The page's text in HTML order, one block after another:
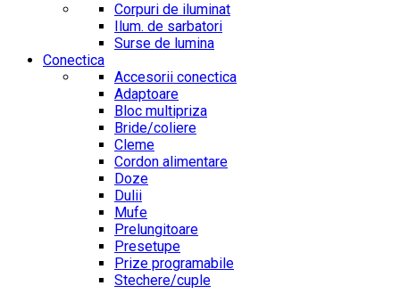
Corpuri de iluminat
Ilum. de sarbatori
Surse de lumina
Conectica
Accesorii conectica
Adaptoare
Bloc multipriza
Bride/coliere
Cleme
Cordon alimentare
Doze
Dulii
Mufe
Prelungitoare
Presetupe
Prize programabile
Stechere/cuple